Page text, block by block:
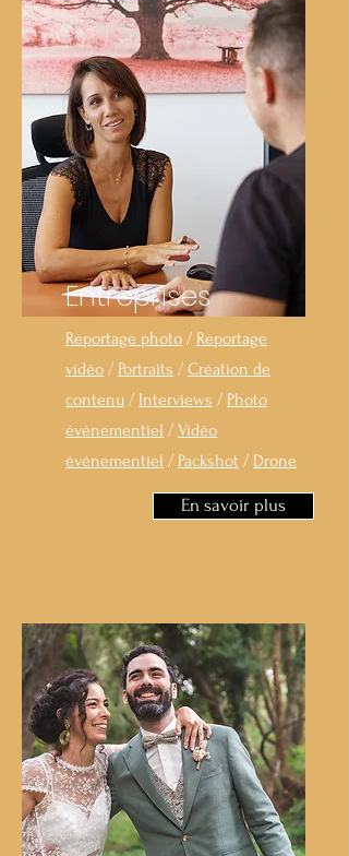
Entreprises
Reportage photo / Reportage
vidéo / Portraits / Création de
contenu / Interviews / Photo
événementiel / Vidéo
événementiel / Packshot / Drone
En savoir plus